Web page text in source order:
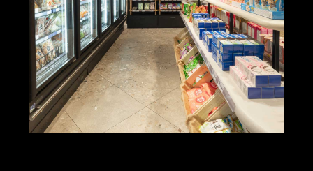
Facebook
Instagram
LinkedIn